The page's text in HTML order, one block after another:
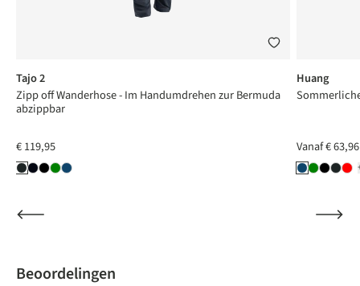
Tajo 2
Zipp off Wanderhose - Im Handumdrehen zur Bermuda
abzippbar
€ 119,95
Huang
Vanaf€ 63,96
Beoordelingen